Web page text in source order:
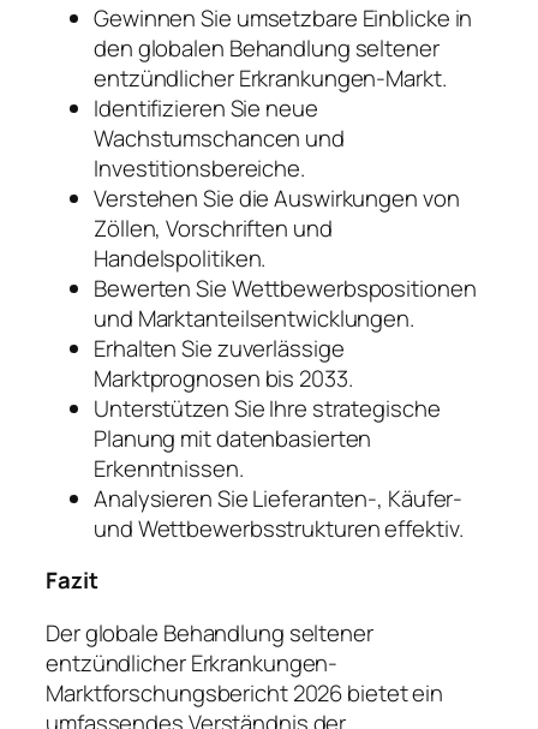
Gewinnen Sie umsetzbare Einblicke in
den globalen Behandlung seltener
entzündlicher Erkrankungen-Markt.
Identifizieren Sie neue
Wachstumschancen und
Investitionsbereiche.
Verstehen Sie die Auswirkungen von
Zöllen, Vorschriften und
Handelspolitiken.
Bewerten Sie Wettbewerbspositionen
und Marktanteilsentwicklungen.
Erhalten Sie zuverlässige
Marktprognosen bis 2033.
Unterstützen Sie Ihre strategische
Planung mit datenbasierten
Erkenntnissen.
Analysieren Sie Lieferanten-, Käufer-
und Wettbewerbsstrukturen effektiv.
Fazit
Der globale Behandlung seltener
entzündlicher Erkrankungen-
Marktforschungsbericht 2026 bietet ein